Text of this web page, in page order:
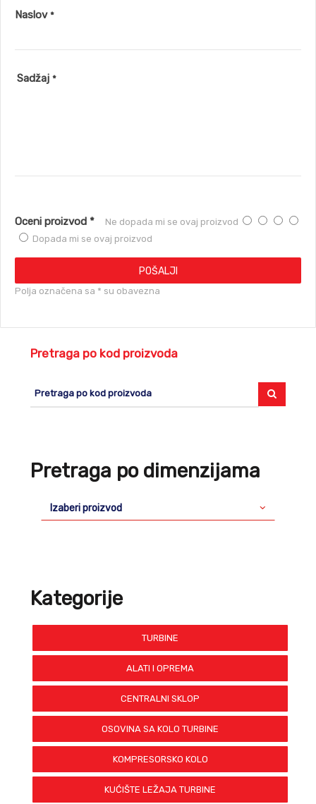
Pretraga po kod proizvoda
Pretraga po dimenzijama
Izaberi proizvod
Kategorije
TURBINE
ALATI I OPREMA
CENTRALNI SKLOP
OSOVINA SA KOLO TURBINE
KOMPRESORSKO KOLO
KUĆIŠTE LEŽAJA TURBINE
BH-D2TP-0179
TA-D2TP-0217
Naslov *
Sadžaj *
Oceni proizvod * Ne dopada mi se ovaj proizvod
Dopada mi se ovaj proizvod
POŠALJI
Polja označena sa * su obavezna